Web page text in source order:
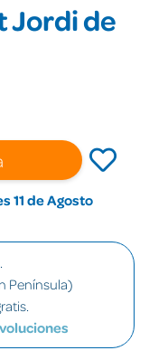
Jordi de
11 de Agosto
Península)